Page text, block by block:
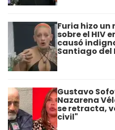
Furia hizo
sobre el HIV
causó
Santiago del
Gustavo
Nazarena
se retracta,
civil"